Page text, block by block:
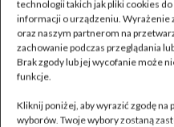
technologii takich jak pliki cookies
informacji o urządzeniu. Wyrażenie
oraz naszym partnerom na
zachowanie podczas przeglądania
Brak zgody lub jej wycofanie może
funkcje.
Kliknij poniżej, aby wyrazić zgodę na
wyborów. Twoje wybory zostaną